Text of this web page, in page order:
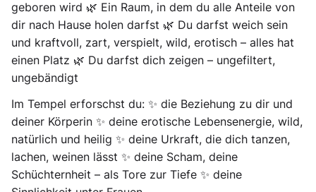
geboren wird 🌿 Ein Raum, in dem du alle Anteile von
dir nach Hause holen darfst 🌿 Du darfst weich sein
und kraftvoll, zart, verspielt, wild, erotisch – alles hat
einen Platz 🌿 Du darfst dich zeigen – ungefiltert,
ungebändigt
Im Tempel erforschst du: ✨ die Beziehung zu dir und
deiner Körperin ✨ deine erotische Lebensenergie, wild,
natürlich und heilig ✨ deine Urkraft, die dich tanzen,
lachen, weinen lässt ✨ deine Scham, deine
Schüchternheit – als Tore zur Tiefe ✨ deine